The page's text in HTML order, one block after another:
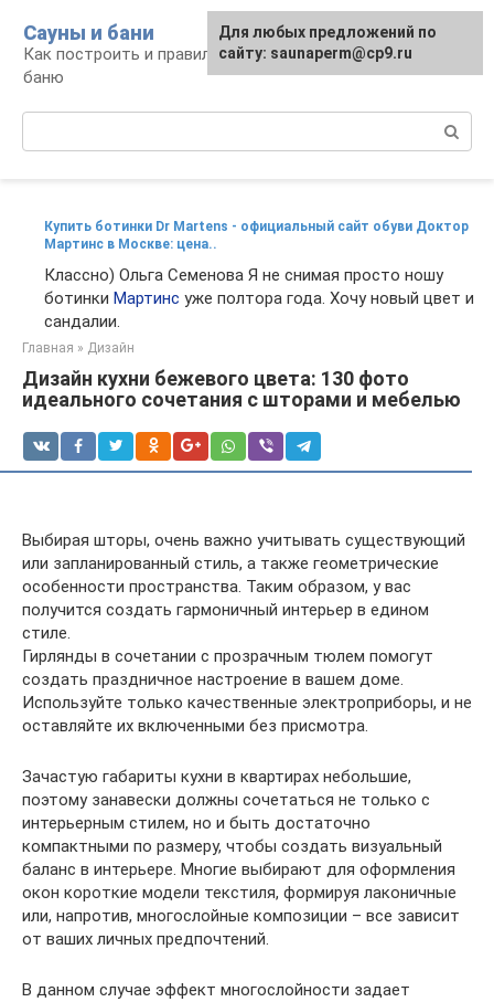
контенту
Сауны и бани
Как построить и правильно использовать
баню
Купить ботинки Dr Martens - официальный сайт обуви Доктор
Мартинс в Москве: цена..
Классно) Ольга Семенова Я не снимая просто ношу
ботинки Мартинс уже полтора года. Хочу новый цвет и
сандалии.
Главная » Дизайн
Дизайн кухни бежевого цвета: 130 фото
идеального сочетания с шторами и мебелью
Выбирая шторы, очень важно учитывать существующий
или запланированный стиль, а также геометрические
особенности пространства. Таким образом, у вас
получится создать гармоничный интерьер в едином
стиле.
Гирлянды в сочетании с прозрачным тюлем помогут
создать праздничное настроение в вашем доме.
Используйте только качественные электроприборы, и не
оставляйте их включенными без присмотра.
Зачастую габариты кухни в квартирах небольшие,
поэтому занавески должны сочетаться не только с
интерьерным стилем, но и быть достаточно
компактными по размеру, чтобы создать визуальный
баланс в интерьере. Многие выбирают для оформления
окон короткие модели текстиля, формируя лаконичные
или, напротив, многослойные композиции – все зависит
от ваших личных предпочтений.
В данном случае эффект многослойности задает
Для любых предложений по
сайту: saunaperm@cp9.ru